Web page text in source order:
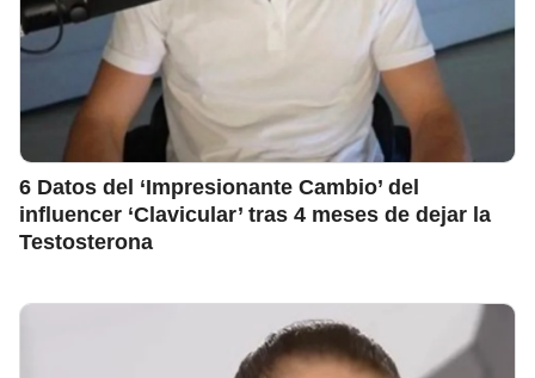
6 Datos del ‘Impresionante Cambio’ del
influencer ‘Clavicular’ tras 4 meses de dejar la
Testosterona